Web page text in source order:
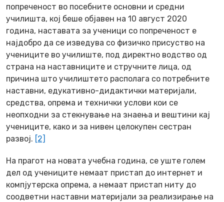
попреченост во посебните основни и средни
училишта, кој беше објавен на 10 август 2020
година, наставата за ученици со попреченост е
најдобро да се изведува со физичко присуство на
учениците во училиште, под директно водство од
страна на наставниците и стручните лица, од
причина што училиштето располага со потребните
наставни, едукативно-дидактички материјали,
средства, опрема и технички услови кои се
неопходни за стекнување на знаења и вештини кај
учениците, како и за нивен целокупен сестран
развој. [2]
На прагот на новата учебна година, се уште голем
дел од учениците немаат пристап до интернет и
компјутерска опрема, а немаат пристап ниту до
соодветни наставни материјали за реализирање на